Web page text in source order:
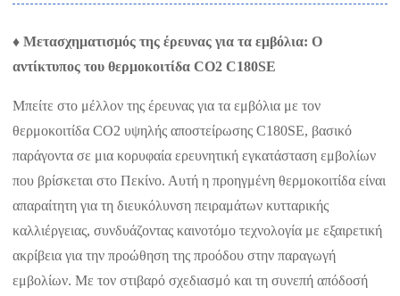
♦ Μετασχηματισμός της έρευνας για τα εμβόλια: Ο
αντίκτυπος του θερμοκοιτίδα CO2 C180SE
Μπείτε στο μέλλον της έρευνας για τα εμβόλια με τον
θερμοκοιτίδα CO2 υψηλής αποστείρωσης C180SE, βασικό
παράγοντα σε μια κορυφαία ερευνητική εγκατάσταση εμβολίων
που βρίσκεται στο Πεκίνο. Αυτή η προηγμένη θερμοκοιτίδα είναι
απαραίτητη για τη διευκόλυνση πειραμάτων κυτταρικής
καλλιέργειας, συνδυάζοντας καινοτόμο τεχνολογία με εξαιρετική
ακρίβεια για την προώθηση της προόδου στην παραγωγή
εμβολίων. Με τον στιβαρό σχεδιασμό και τη συνεπή απόδοσή